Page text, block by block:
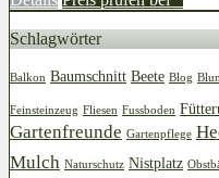
Schlagwörter
Balkon Baumschnitt Beete Blog
Feinsteinzeug Fliesen Fussboden
Gartenfreunde Gartenpflege
Mulch Naturschutz Nistplatz